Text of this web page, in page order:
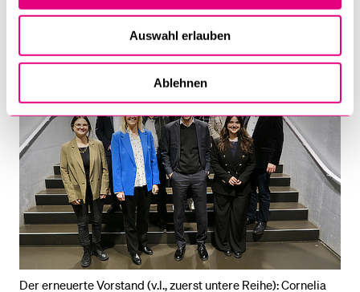
Auswahl erlauben
Ablehnen
Der erneuerte Vorstand (v.l., zuerst untere Reihe): Cornelia